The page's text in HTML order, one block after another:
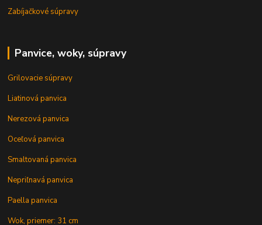
Zabíjačkové súpravy
Panvice, woky, súpravy
Grilovacie súpravy
Liatinová panvica
Nerezová panvica
Oceľová panvica
Smaltovaná panvica
Nepriľnavá panvica
Paella panvica
Wok, priemer: 31 cm